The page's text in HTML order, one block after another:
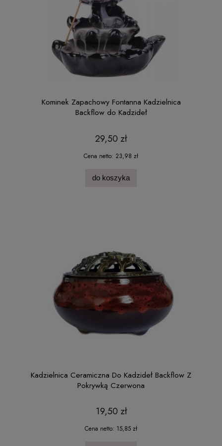
Kominek Zapachowy Fontanna Kadzielnica
Backflow do Kadzideł
29,50 zł
Cena netto: 23,98 zł
do koszyka
Kadzielnica Ceramiczna Do Kadzideł Backflow Z
Pokrywką Czerwona
19,50 zł
Cena netto: 15,85 zł